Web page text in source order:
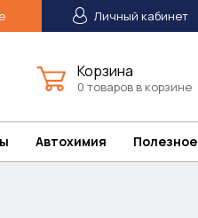
Личный кабинет
Корзина
0 товаров в корзине
Автохимия Полезное